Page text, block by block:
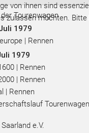
Tourenwagen
1979
| Rennen
1979
| Rennen
| Rennen
| Rennen
Tourenwagen
e.V.
von ihnen sind
zulassen möchten.